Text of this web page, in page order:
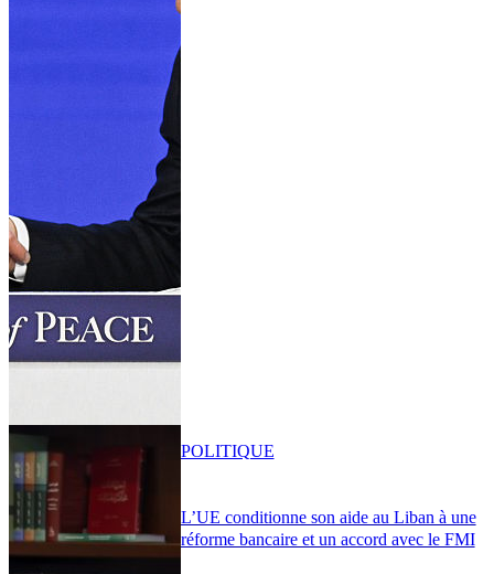
L’UE conditionne son aide au Liban à une
réforme bancaire et un accord avec le FMI
POLITIQUE